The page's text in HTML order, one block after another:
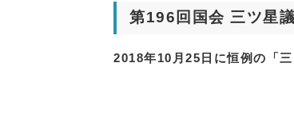
第196回国会 三ツ星
2018年10月25日に恒例の「